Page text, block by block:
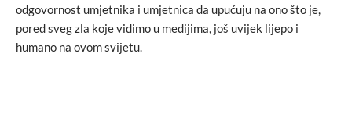
odgovornost umjetnika i umjetnica da upućuju na ono što je,
pored sveg zla koje vidimo u medijima, još uvijek lijepo i
humano na ovom svijetu.